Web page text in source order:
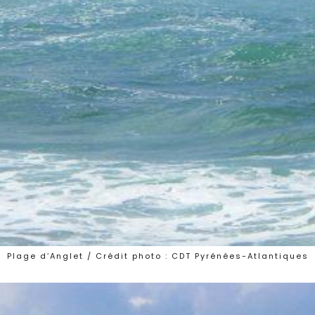
Plage d’Anglet / Crédit photo : CDT Pyrénées-Atlantiques